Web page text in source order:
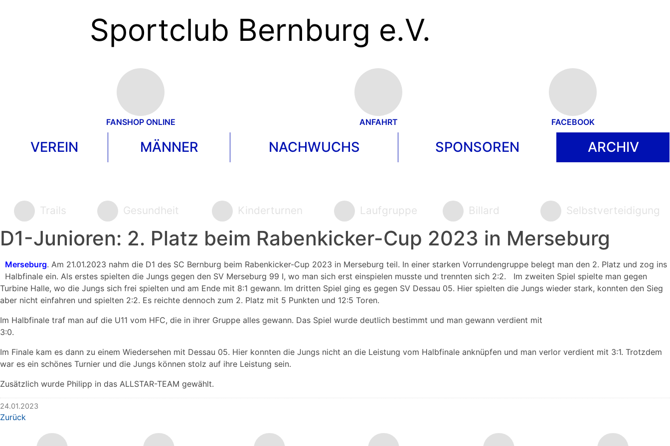
Sportclub Bernburg e.V.
FANSHOP ONLINE ANFAHRT FACEBOOK
VEREIN MÄNNER NACHWUCHS SPONSOREN ARCHIV
Trails Gesundheit Kinderturnen Laufgruppe Billard Selbstverteidigung
D1-Junioren: 2. Platz beim Rabenkicker-Cup 2023 in Merseburg
Merseburg. Am 21.01.2023 nahm die D1 des SC Bernburg beim Rabenkicker-Cup 2023 in Merseburg teil. In einer starken Vorrundengruppe belegt man den 2. Platz und zog ins
Halbfinale ein. Als erstes spielten die Jungs gegen den SV Merseburg 99 I, wo man sich erst einspielen musste und trennten sich 2:2. Im zweiten Spiel spielte man gegen
Turbine Halle, wo die Jungs sich frei spielten und am Ende mit 8:1 gewann. Im dritten Spiel ging es gegen SV Dessau 05. Hier spielten die Jungs wieder stark, konnten den Sieg
aber nicht einfahren und spielten 2:2. Es reichte dennoch zum 2. Platz mit 5 Punkten und 12:5 Toren.
Im Halbfinale traf man auf die U11 vom HFC, die in ihrer Gruppe alles gewann. Das Spiel wurde deutlich bestimmt und man gewann verdient mit
3:0.
Im Finale kam es dann zu einem Wiedersehen mit Dessau 05. Hier konnten die Jungs nicht an die Leistung vom Halbfinale anknüpfen und man verlor verdient mit 3:1. Trotzdem
war es ein schönes Turnier und die Jungs können stolz auf ihre Leistung sein.
Zusätzlich wurde Philipp in das ALLSTAR-TEAM gewählt.
24.01.2023
Zurück